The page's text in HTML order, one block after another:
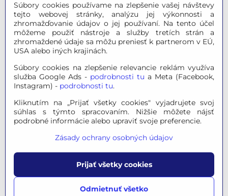
Značky
Výpredaj
Tipy na darčeky
Poradňa - Ako si vybrať
© 2026 OPTINO s.r.o., všetky práva vyhradené. Všetky logá a
vlastníka.
Mapa stránok|Právne informácie|Ochrana osobných
údajov|Nastavenie súkromia
spoločnosťou Google, platiaPravidlá ochrany osobných
Súbory cookies používame na zlepšenie vašej návštevy
tejto webovej stránky, analýzu jej výkonnosti a
zhromažďovanie údajov o jej používaní. Na tento účel
môžeme použiť nástroje a služby tretích strán a
zhromaždené údaje sa môžu preniesť k partnerom v EÚ,
USA alebo iných krajinách.
Súbory cookies na zlepšenie relevancie reklám využíva
služba Google Ads - podrobnosti tu a Meta (Facebook,
Instagram) - podrobnosti tu.
Kliknutím na „Prijať všetky cookies" vyjadrujete svoj
súhlas s týmto spracovaním. Nižšie môžete nájsť
podrobné informácie alebo upraviť svoje preferencie.
Zásady ochrany osobných údajov
Prijať všetky cookies
Odmietnuť všetko